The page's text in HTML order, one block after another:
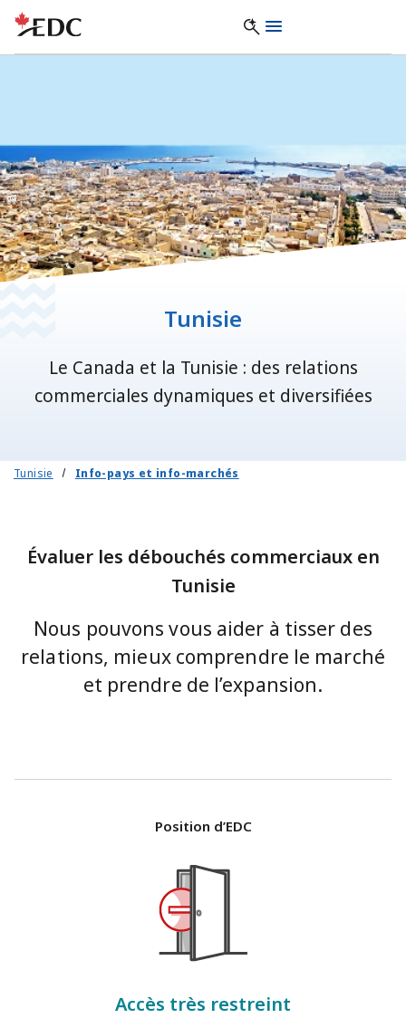
Tunisie
Le Canada et la Tunisie : des relations
commerciales dynamiques et diversifiées
Tunisie Info-pays et info-marchés
Évaluer les débouchés commerciaux en
Tunisie
Nous pouvons vous aider à tisser des
relations, mieux comprendre le marché
et prendre de l’expansion.
Position d’EDC
Accès très restreint